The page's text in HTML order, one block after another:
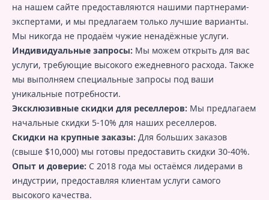
на нашем сайте предоставляются нашими партнерами-
экспертами, и мы предлагаем только лучшие варианты.
Мы никогда не продаём чужие ненадёжные услуги.
Индивидуальные запросы: Мы можем открыть для вас
услуги, требующие высокого ежедневного расхода. Также
мы выполняем специальные запросы под ваши
уникальные потребности.
Эксклюзивные скидки для реселлеров: Мы предлагаем
начальные скидки 5-10% для наших реселлеров.
Скидки на крупные заказы: Для больших заказов
(свыше $10,000) мы готовы предоставить скидки 30-40%.
Опыт и доверие: С 2018 года мы остаёмся лидерами в
индустрии, предоставляя клиентам услуги самого
высокого качества.